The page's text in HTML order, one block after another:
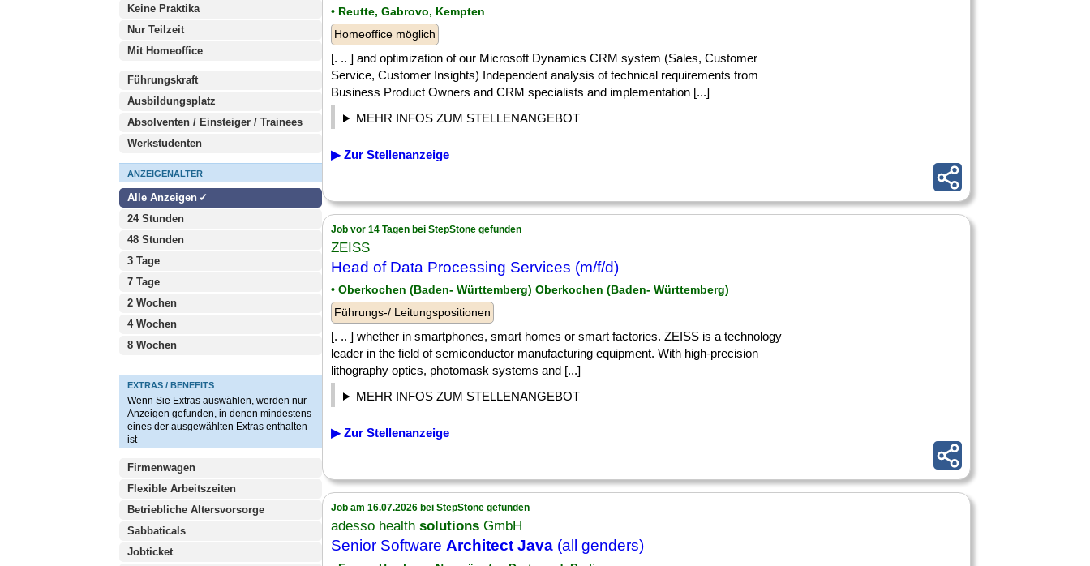
Keine Praktika
Nur Teilzeit
Mit Homeoffice
Führungskraft
Ausbildungsplatz
Absolventen / Einsteiger / Trainees
Werkstudenten
ANZEIGENALTER
Alle Anzeigen
24 Stunden
48 Stunden
3 Tage
7 Tage
2 Wochen
4 Wochen
8 Wochen
EXTRAS / BENEFITS
Wenn Sie Extras auswählen, werden nur
Anzeigen gefunden, in denen mindestens
eines der ausgewählten Extras enthalten
ist
Firmenwagen
Flexible Arbeitszeiten
Betriebliche Altersvorsorge
Sabbaticals
Jobticket
• Reutte, Gabrovo, Kempten
Homeoffice möglich
[. .. ] and optimization of our Microsoft Dynamics CRM system (Sales, Customer
Service, Customer Insights) Independent analysis of technical requirements from
Business Product Owners and CRM specialists and implementation [...]
MEHR INFOS ZUM STELLENANGEBOT
▶ Zur Stellenanzeige
Job vor 14 Tagen bei StepStone gefunden
ZEISS
Head of Data Processing Services (m/f/d)
• Oberkochen (Baden- Württemberg) Oberkochen (Baden- Württemberg)
Führungs-/ Leitungspositionen
[. .. ] whether in smartphones, smart homes or smart factories. ZEISS is a technology
leader in the field of semiconductor manufacturing equipment. With high-precision
lithography optics, photomask systems and [...]
MEHR INFOS ZUM STELLENANGEBOT
▶ Zur Stellenanzeige
Job am 16.07.2026 bei StepStone gefunden
adesso health solutions GmbH
Senior Software Architect Java (all genders)